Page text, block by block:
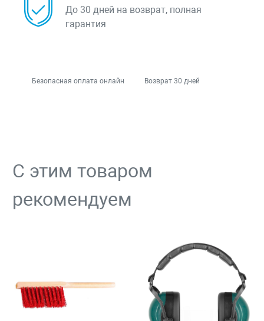
До 30 дней на возврат, полная
гарантия
Безопасная оплата онлайн Возврат 30 дней
С этим товаром
рекомендуем